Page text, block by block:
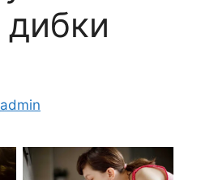
дибки
admin